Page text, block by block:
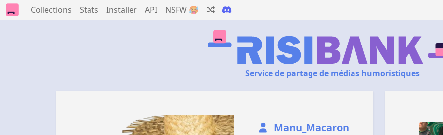
Collections Stats Installer API NSFW 🥵
Service de partage de médias humoristiques
Manu_Macaron